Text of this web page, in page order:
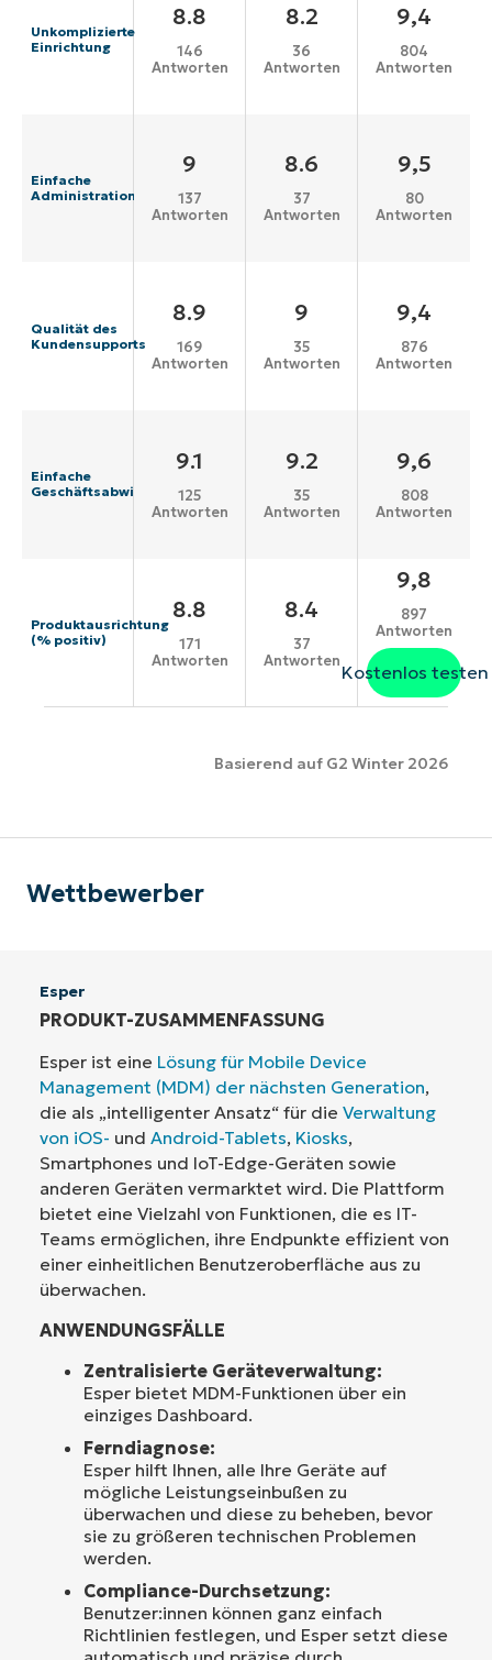
Unkomplizierte
Einrichtung
8.8
146
Antworten
8.2
36
Antworten
9,4
804
Antworten
Einfache
Administration
9
137
Antworten
8.6
37
Antworten
9,5
80
Antworten
Qualität des
Kundensupports
8.9
169
Antworten
9
35
Antworten
9,4
876
Antworten
Einfache
Geschäftsabwicklung
9.1
125
Antworten
9.2
35
Antworten
9,6
808
Antworten
Produktausrichtung
(% positiv)
8.8
171
Antworten
8.4
37
Antworten
9,8
897
Antworten
Kostenlos testen
Basierend auf G2 Winter 2026
Wettbewerber
Esper
PRODUKT-ZUSAMMENFASSUNG
Esper ist eine Lösung für Mobile Device
Management (MDM) der nächsten Generation,
die als „intelligenter Ansatz“ für die Verwaltung
von iOS- und Android-Tablets, Kiosks,
Smartphones und IoT-Edge-Geräten sowie
anderen Geräten vermarktet wird. Die Plattform
bietet eine Vielzahl von Funktionen, die es IT-
Teams ermöglichen, ihre Endpunkte effizient von
einer einheitlichen Benutzeroberfläche aus zu
überwachen.
ANWENDUNGSFÄLLE
Zentralisierte Geräteverwaltung:
Esper bietet MDM-Funktionen über ein
einziges Dashboard.
Ferndiagnose:
Esper hilft Ihnen, alle Ihre Geräte auf
mögliche Leistungseinbußen zu
überwachen und diese zu beheben, bevor
sie zu größeren technischen Problemen
werden.
Compliance-Durchsetzung:
Benutzer:innen können ganz einfach
Richtlinien festlegen, und Esper setzt diese